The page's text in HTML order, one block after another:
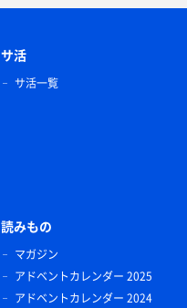
サ活
サ活一覧
読みもの
マガジン
アドベントカレンダー 2025
アドベントカレンダー 2024